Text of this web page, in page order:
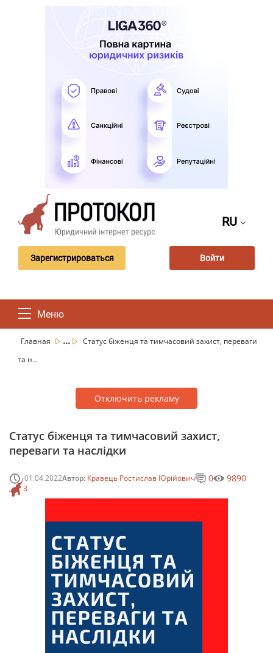
RU
Зарегистрироваться Войти
Меню
Главная ...
Статус біженця та тимчасовий захист, переваги
та н...
Отключить рекламу
Статус біженця та тимчасовий захист,
переваги та наслідки
01.04.2022Автор: Кравець Ростислав Юрійович
3
0 9890